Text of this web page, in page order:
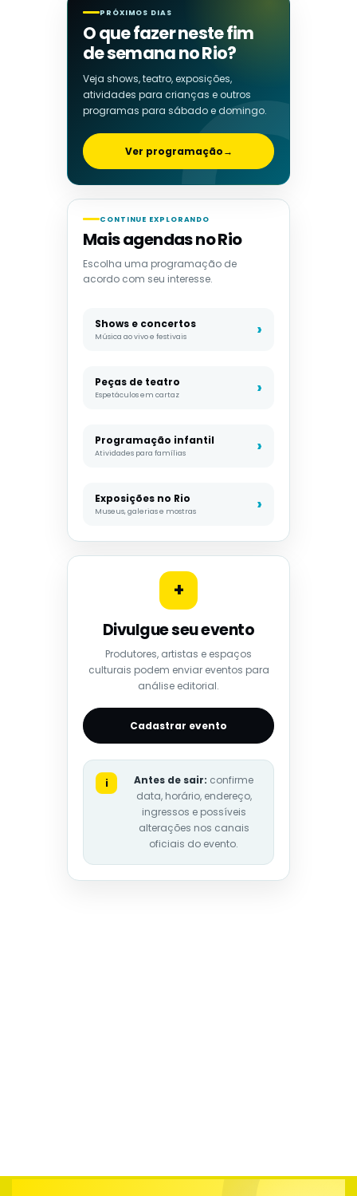
PRÓXIMOS DIAS
O que fazer neste fim
de semana no Rio?
Veja shows, teatro, exposições,
atividades para crianças e outros
programas para sábado e domingo.
Ver programação→
CONTINUE EXPLORANDO
Mais agendas no Rio
Escolha uma programação de
acordo com seu interesse.
Shows e concertos
Música ao vivo e festivais
Peças de teatro
Espetáculos em cartaz
Programação infantil
Atividades para famílias
Exposições no Rio
Museus, galerias e mostras
+
Divulgue seu evento
Produtores, artistas e espaços
culturais podem enviar eventos para
análise editorial.
Cadastrar evento
i Antes de sair: confirme
data, horário, endereço,
ingressos e possíveis
alterações nos canais
oficiais do evento.